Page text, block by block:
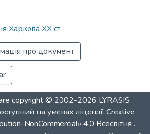
Харкова ХХ ст.
про документ
copyright © 2002-2026 LYRASIS
на умовах ліцензіїCreative
NonCommercial» 4.0 Всесвітня .